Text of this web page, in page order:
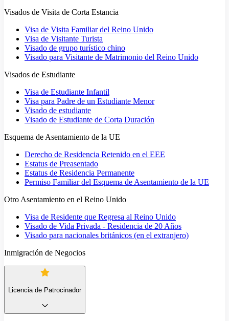
Visados de Visita de Corta Estancia
Visa de Visita Familiar del Reino Unido
Visa de Visitante Turista
Visado de grupo turístico chino
Visado para Visitante de Matrimonio del Reino Unido
Visados de Estudiante
Visa de Estudiante Infantil
Visa para Padre de un Estudiante Menor
Visado de estudiante
Visado de Estudiante de Corta Duración
Esquema de Asentamiento de la UE
Derecho de Residencia Retenido en el EEE
Estatus de Preasentado
Estatus de Residencia Permanente
Permiso Familiar del Esquema de Asentamiento de la UE
Otro Asentamiento en el Reino Unido
Visa de Residente que Regresa al Reino Unido
Visado de Vida Privada - Residencia de 20 Años
Visado para nacionales británicos (en el extranjero)
Inmigración de Negocios
Licencia de Patrocinador